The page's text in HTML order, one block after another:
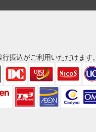
振込がご利用いただけます。